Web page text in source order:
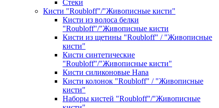
Стеки
Кисти "Roubloff"/"Живописные кисти"
Кисти из волоса белки
"Roubloff"/"Живописные кисти
Кисти из щетины "Roubloff" / "Живописные
кисти"
Кисти синтетические
"Roubloff"/"Живописные кисти"
Кисти силиконовые Hana
Кисти колонок "Roubloff" / "Живописные
кисти"
Наборы кистей "Roubloff"/"Живописные